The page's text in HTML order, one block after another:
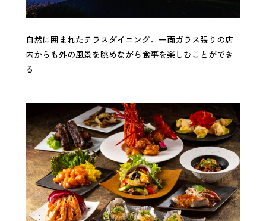
自然に囲まれたテラスダイニング。一面ガラス張りの店
内からも外の風景を眺めながら食事を楽しむことができ
る